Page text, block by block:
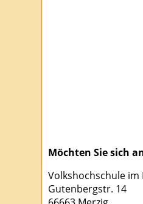
Möchten Sie sich
Volkshochschule im
Gutenbergstr. 14